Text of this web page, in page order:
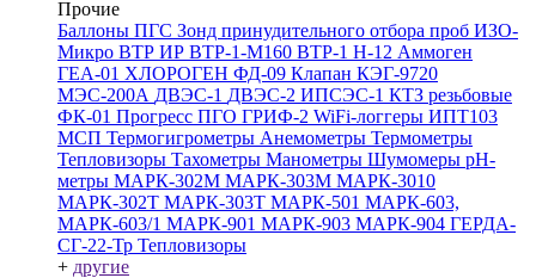
Прочие
Баллоны ПГС Зонд принудительного отбора проб ИЗО-
Микро ВТР ИР ВТР-1-М160 ВТР-1 Н-12 Аммоген
ГЕА-01 ХЛОРОГЕН ФД-09 Клапан КЭГ-9720
МЭС-200А ДВЭС-1 ДВЭС-2 ИПСЭС-1 КТЗ резьбовые
ФК-01 Прогресс ПГО ГРИФ-2 WiFi-логгеры ИПТ103
МСП Термогигрометры Анемометры Термометры
Тепловизоры Тахометры Манометры Шумомеры pH-
метры МАРК-302М МАРК-303М МАРК-3010
МАРК-302Т МАРК-303Т МАРК-501 МАРК-603,
МАРК-603/1 МАРК-901 МАРК-903 МАРК-904 ГЕРДА-
СГ-22-Тр Тепловизоры
+ другие